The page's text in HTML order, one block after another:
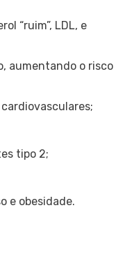
“ruim”, LDL, e
aumentando o risco
tipo 2;
e obesidade.